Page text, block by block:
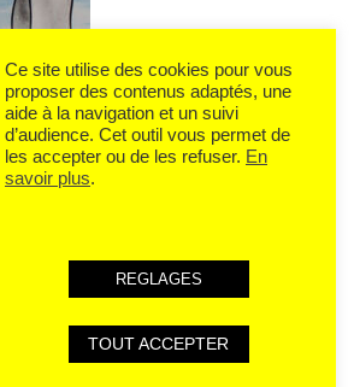
et données personnelles
Ce site utilise des cookies pour vous
proposer des contenus adaptés, une
aide à la navigation et un suivi
d’audience. Cet outil vous permet de
les accepter ou de les refuser. En
savoir plus.
REGLAGES
TOUT ACCEPTER